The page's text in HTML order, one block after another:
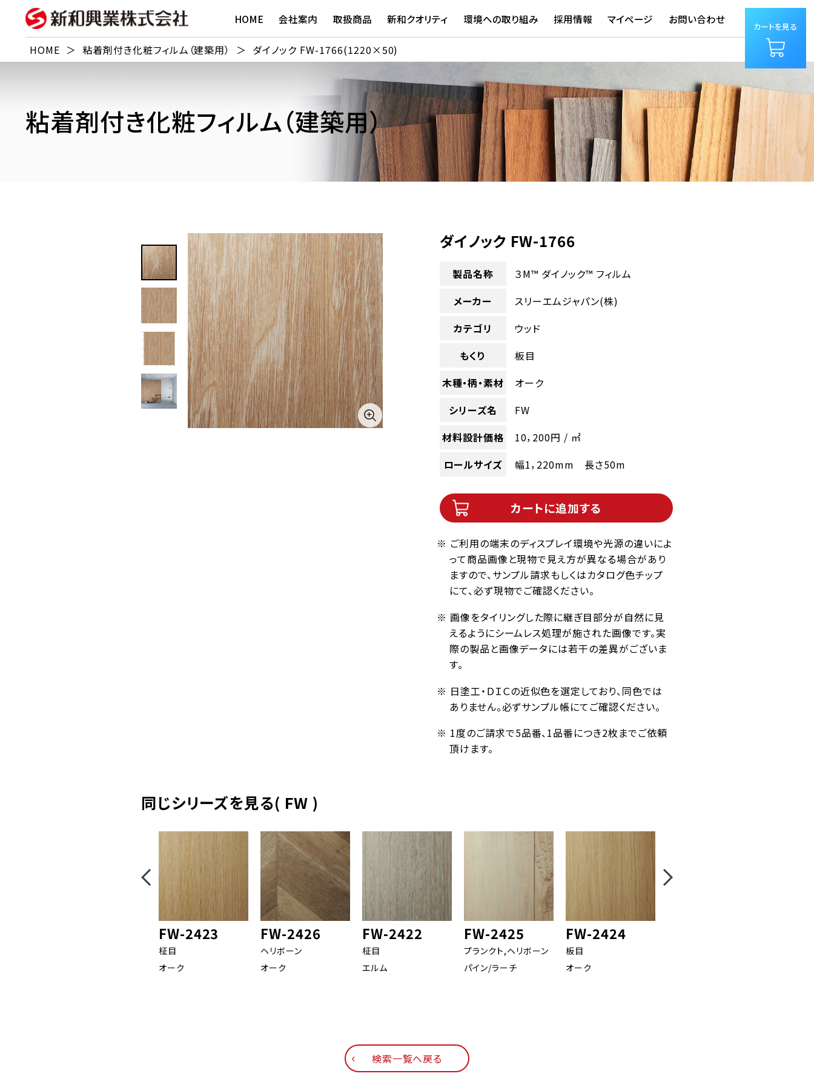
HOME 会社案内 取扱商品 新和クオリティ 環境への取り組み 採用情報 マイページ お問い合わせ
カートを見る
HOME ＞ 粘着剤付き化粧フィルム（建築用） ＞ ダイノック FW-1766(1220×50)
粘着剤付き化粧フィルム（建築用）
ダイノック FW-1766
製品名称
３M™ ダイノック™ フィルム
メーカー
スリーエムジャパン(株)
カテゴリ
ウッド
もくり
板目
木種・柄・素材
オーク
シリーズ名
FW
材料設計価格
10，200円 / ㎡
ロールサイズ
幅1，220mm 長さ50m
カートに追加する
※ ご利用の端末のディスプレイ環境や光源の違いによ
って商品画像と現物で見え方が異なる場合があり
ますので、サンプル請求もしくはカタログ色チップ
にて、必ず現物でご確認ください。
※ 画像をタイリングした際に継ぎ目部分が自然に見
えるようにシームレス処理が施された画像です。実
際の製品と画像データには若干の差異がございま
す。
※ 日塗工・ＤＩＣの近似色を選定しており、同色では
ありません。必ずサンプル帳にてご確認ください。
※ 1度のご請求で5品番、1品番につき2枚までご依頼
頂けます。
同じシリーズを見る( FW )
FW-2423
柾目
オーク
FW-2426
ヘリボーン
オーク
FW-2422
柾目
エルム
FW-2425
プランクト,ヘリボーン
パイン/ラーチ
FW-2424
板目
オーク
検索一覧へ戻る